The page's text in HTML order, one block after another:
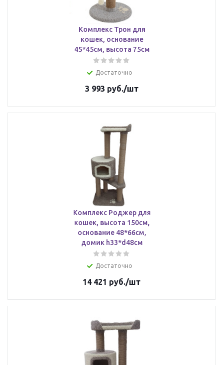
Комплекс Трон для
кошек, основание
45*45см, высота 75см
Достаточно
3 993 руб./шт
Комплекс Роджер для
кошек, высота 150см,
основание 48*66см,
домик h33*d48см
Достаточно
14 421 руб./шт